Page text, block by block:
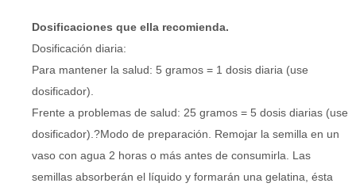
Dosificaciones que ella recomienda.
Dosificación diaria:
Para mantener la salud: 5 gramos = 1 dosis diaria (use
dosificador).
Frente a problemas de salud: 25 gramos = 5 dosis diarias (use
dosificador).?Modo de preparación. Remojar la semilla en un
vaso con agua 2 horas o más antes de consumirla. Las
semillas absorberán el líquido y formarán una gelatina, ésta